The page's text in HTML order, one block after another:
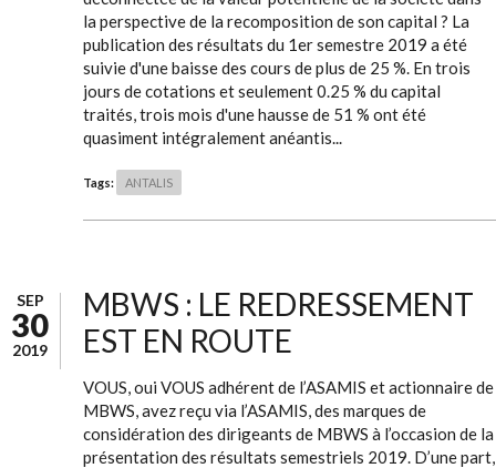
la perspective de la recomposition de son capital ? La
publication des résultats du 1er semestre 2019 a été
suivie d'une baisse des cours de plus de 25 %. En trois
jours de cotations et seulement 0.25 % du capital
traités, trois mois d'une hausse de 51 % ont été
quasiment intégralement anéantis...
Tags: ANTALIS
SEP
30
2019
MBWS : LE REDRESSEMENT
EST EN ROUTE
VOUS, oui VOUS adhérent de l’ASAMIS et actionnaire de
MBWS, avez reçu via l’ASAMIS, des marques de
considération des dirigeants de MBWS à l’occasion de la
présentation des résultats semestriels 2019. D’une part,